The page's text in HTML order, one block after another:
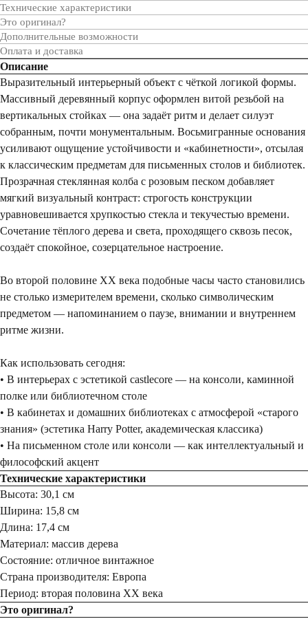
Технические характеристики
Это оригинал?
Дополнительные возможности
Оплата и доставка
Описание
Выразительный интерьерный объект с чёткой логикой формы.
Массивный деревянный корпус оформлен витой резьбой на
вертикальных стойках — она задаёт ритм и делает силуэт
собранным, почти монументальным. Восьмигранные основания
усиливают ощущение устойчивости и «кабинетности», отсылая
к классическим предметам для письменных столов и библиотек.
Прозрачная стеклянная колба с розовым песком добавляет
мягкий визуальный контраст: строгость конструкции
уравновешивается хрупкостью стекла и текучестью времени.
Сочетание тёплого дерева и света, проходящего сквозь песок,
создаёт спокойное, созерцательное настроение.
Во второй половине XX века подобные часы часто становились
не столько измерителем времени, сколько символическим
предметом — напоминанием о паузе, внимании и внутреннем
ритме жизни.
Как использовать сегодня:
• В интерьерах с эстетикой castlecore — на консоли, каминной
полке или библиотечном столе
• В кабинетах и домашних библиотеках с атмосферой «старого
знания» (эстетика Harry Potter, академическая классика)
• На письменном столе или консоли — как интеллектуальный и
философский акцент
Технические характеристики
Высота: 30,1 см
Ширина: 15,8 см
Длина: 17,4 см
Материал: массив дерева
Состояние: отличное винтажное
Страна производителя: Европа
Период: вторая половина XX века
Это оригинал?